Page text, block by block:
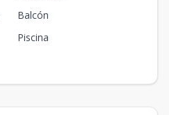
Balcón
Piscina